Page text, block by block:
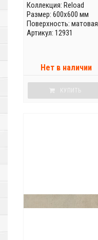
Коллекция: Reload
Размер: 600x600 мм
Поверхность: матовая
Артикул: 12931
Нет в наличии
КУПИТЬ